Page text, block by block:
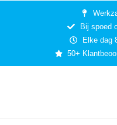
Bij spoed
Elke dag
50+